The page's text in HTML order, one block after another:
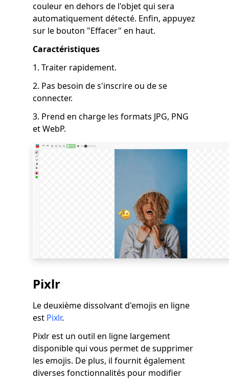
couleur en dehors de l'objet qui sera
automatiquement détecté. Enfin, appuyez
sur le bouton "Effacer" en haut.
Caractéristiques
1. Traiter rapidement.
2. Pas besoin de s'inscrire ou de se
connecter.
3. Prend en charge les formats JPG, PNG
et WebP.
Pixlr
Le deuxième dissolvant d'emojis en ligne
est Pixlr.
Pixlr est un outil en ligne largement
disponible qui vous permet de supprimer
les emojis. De plus, il fournit également
diverses fonctionnalités pour modifier